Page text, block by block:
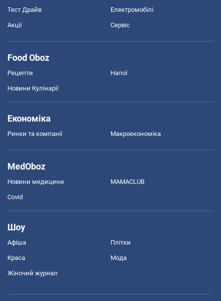
Тест Драйв Електромобілі
Акції Сервіс
Food Oboz
Рецепти Напої
Новини Кулінарії
Економіка
Ринки та компанії Макроекономіка
MedOboz
Новини медицини MAMACLUB
Covid
Шоу
Афіша Плітки
Краса Мода
Жіночий журнал